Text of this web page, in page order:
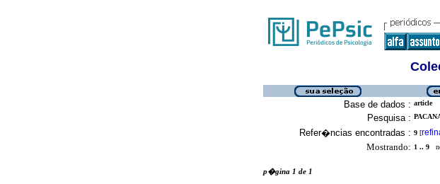
Base de dados : article
Pesquisa :
Refer�ncias encontradas : 9 [
Mostrando: 1 .. 9
p�gina 1 de 1